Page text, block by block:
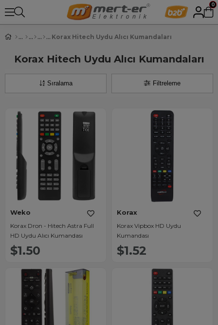
0
Korax Hitech Uydu Alıcı Kumandaları
Korax Hitech Uydu Alıcı Kumandaları
Filtreleme
Sıralama
Weko
Korax Dron - Hitech Astra Full
HD Uydu Alıcı Kumandası
$1.50
Korax
Korax Vipbox HD Uydu
Kumandası
$1.52